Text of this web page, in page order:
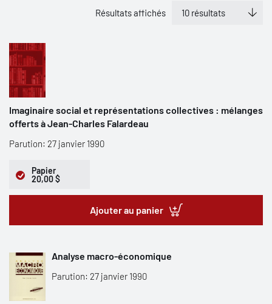
Résultats affichés
Imaginaire social et représentations collectives : mélanges
offerts à Jean-Charles Falardeau
Parution: 27 janvier 1990
Papier
20,00 $
Ajouter au panier
Analyse macro-économique
Parution: 27 janvier 1990